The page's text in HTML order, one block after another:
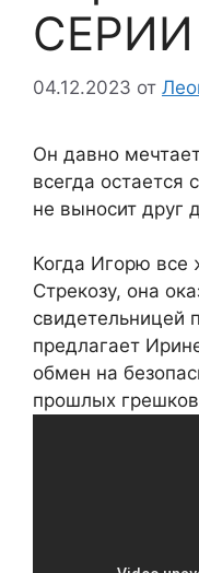
СЕРИИ
04.12.2023 от
Он давно
всегда остается
не выносит друг
Когда Игорю все
Стрекозу, она
свидетельницей
предлагает
обмен на
прошлых